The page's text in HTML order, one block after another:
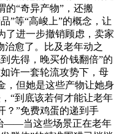
的“奇异产物”，还搬
”等“高峻上”的概念，让
了进一步撤销顾虑，卖家
治愈了。比及老年动之
先得，晚买价钱翻倍”的
许一套轮流攻势下，母
，但她是这些产物让她身
“到底该若何才能让老年
？”免费鸡蛋的递到手
——当这些场景正在老年